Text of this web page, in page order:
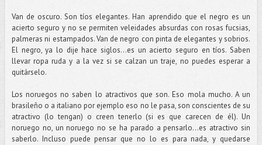
Van de oscuro. Son tíos elegantes. Han aprendido que el negro es un
acierto seguro y no se permiten veleidades absurdas con rosas fucsias,
palmeras ni estampados. Van de negro con pinta de elegantes y sobrios.
El negro, ya lo dije hace siglos…es un acierto seguro en tíos. Saben
llevar ropa ruda y a la vez si se calzan un traje, no puedes esperar a
quitárselo.
Los noruegos no saben lo atractivos que son. Eso mola mucho. A un
brasileño o a italiano por ejemplo eso no le pasa, son conscientes de su
atractivo (lo tengan) o creen tenerlo (si es que carecen de él). Un
noruego no, un noruego no se ha parado a pensarlo…es atractivo sin
saberlo. Incluso puede pensar que no lo es para nada, y quedarse